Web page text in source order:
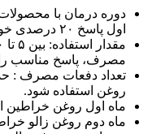
اول پاسخ ۲۰ درصدی خواهید داشت که قابل مشاهده است.
مصرف، پاسخ مناسب
روغن استفاده شود.
ماه اول روغن خراطین
ماه دوم روغن زالو